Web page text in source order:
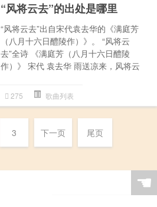
“风将云去”的出处是哪里
“风将云去”出自宋代袁去华的《满庭芳
（八月十六日醴陵作）》。 “风将云
去”全诗 《满庭芳（八月十六日醴陵
作）》 宋代 袁去华 雨送凉来，风将云
275 歌曲列表
3 下一页 尾页
☚